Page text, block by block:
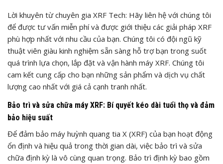
Lời khuyên từ chuyên gia XRF Tech: Hãy liên hệ với chúng tôi
để được tư vấn miễn phí và được giới thiệu các giải pháp XRF
phù hợp nhất với nhu cầu của bạn. Chúng tôi có đội ngũ kỹ
thuật viên giàu kinh nghiệm sẵn sàng hỗ trợ bạn trong suốt
quá trình lựa chọn, lắp đặt và vận hành máy XRF. Chúng tôi
cam kết cung cấp cho bạn những sản phẩm và dịch vụ chất
lượng cao nhất với giá cả cạnh tranh nhất.
Bảo trì và sửa chữa máy XRF: Bí quyết kéo dài tuổi thọ và đảm
bảo hiệu suất
Để đảm bảo máy huỳnh quang tia X (XRF) của bạn hoạt động
ổn định và hiệu quả trong thời gian dài, việc bảo trì và sửa
chữa định kỳ là vô cùng quan trọng. Bảo trì định kỳ bao gồm